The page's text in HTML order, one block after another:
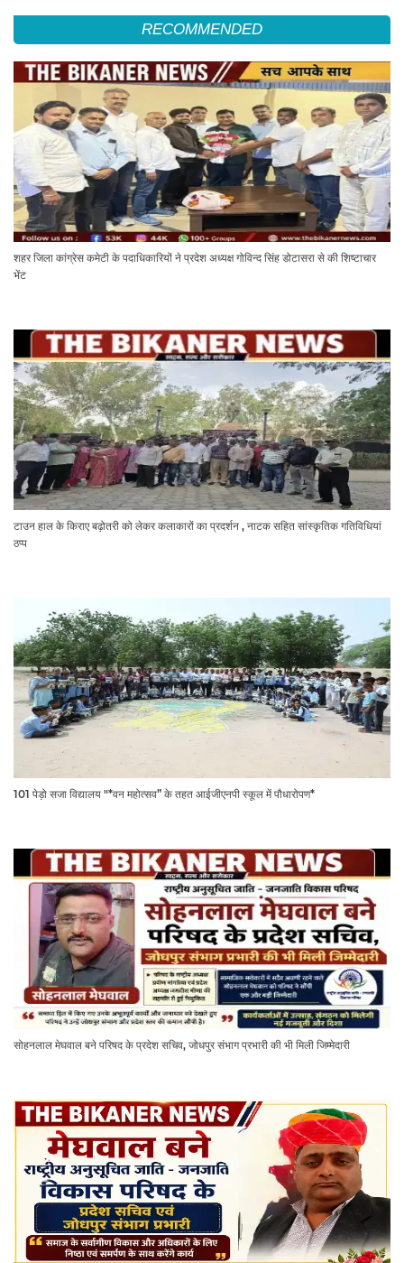
RECOMMENDED
शहर जिला कांग्रेस कमेटी के पदाधिकारियों ने प्रदेश अध्यक्ष गोविन्द सिंह डोटासरा से की शिष्टाचार
भेंट
टाउन हाल के किराए बढ़ोतरी को लेकर कलाकारों का प्रदर्शन , नाटक सहित सांस्कृतिक गतिविधियां
ठप्प
101 पेड़ो सजा विद्यालय "*वन महोत्सव” के तहत आईजीएनपी स्कूल में पौधारोपण*
सोहनलाल मेघवाल बने परिषद के प्रदेश सचिव, जोधपुर संभाग प्रभारी की भी मिली जिम्मेदारी